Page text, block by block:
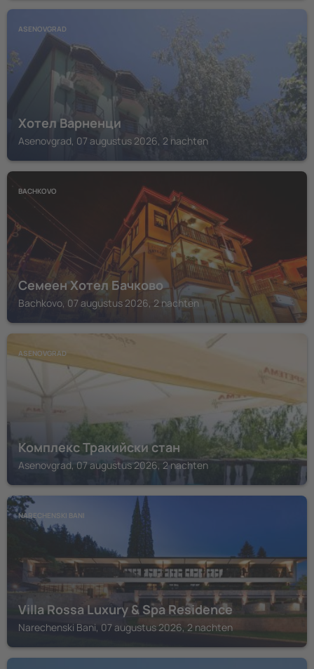
ASENOVGRAD
Хотел Варненци
Asenovgrad, 07 augustus 2026, 2 nachten
BACHKOVO
Семеен Хотел Бачково
Bachkovo, 07 augustus 2026, 2 nachten
ASENOVGRAD
Комплекс Тракийски стан
Asenovgrad, 07 augustus 2026, 2 nachten
NARECHENSKI BANI
Villa Rossa Luxury & Spa Residence
Narechenski Bani, 07 augustus 2026, 2 nachten